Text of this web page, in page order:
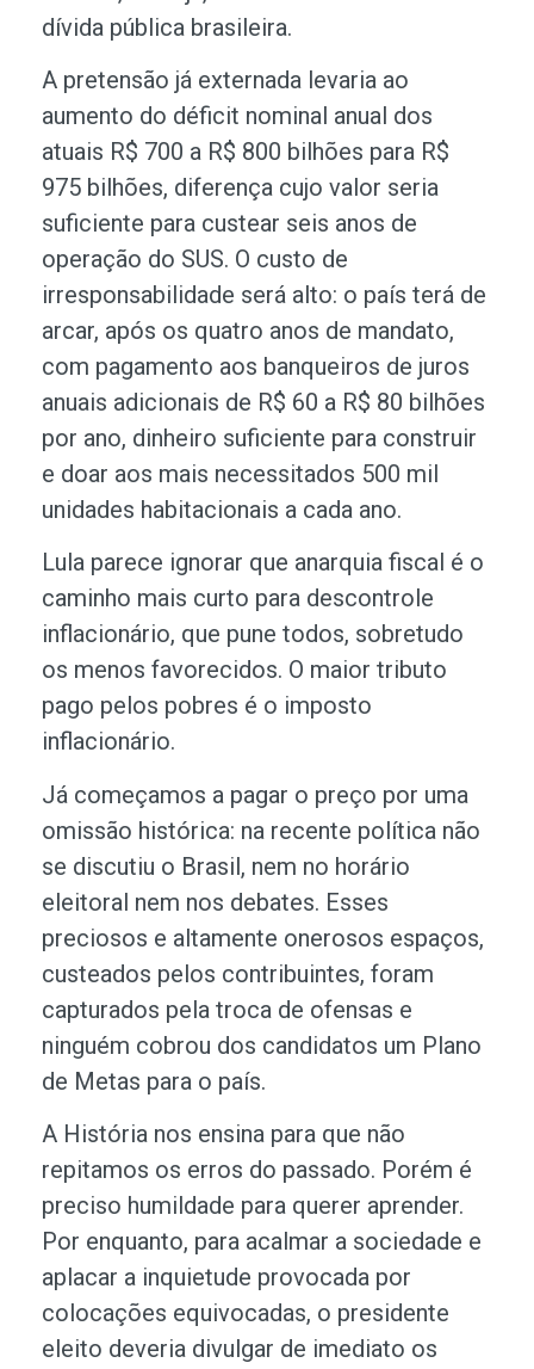
dívida pública brasileira.
A pretensão já externada levaria ao
aumento do déficit nominal anual dos
atuais R$ 700 a R$ 800 bilhões para R$
975 bilhões, diferença cujo valor seria
suficiente para custear seis anos de
operação do SUS. O custo de
irresponsabilidade será alto: o país terá de
arcar, após os quatro anos de mandato,
com pagamento aos banqueiros de juros
anuais adicionais de R$ 60 a R$ 80 bilhões
por ano, dinheiro suficiente para construir
e doar aos mais necessitados 500 mil
unidades habitacionais a cada ano.
Lula parece ignorar que anarquia fiscal é o
caminho mais curto para descontrole
inflacionário, que pune todos, sobretudo
os menos favorecidos. O maior tributo
pago pelos pobres é o imposto
inflacionário.
Já começamos a pagar o preço por uma
omissão histórica: na recente política não
se discutiu o Brasil, nem no horário
eleitoral nem nos debates. Esses
preciosos e altamente onerosos espaços,
custeados pelos contribuintes, foram
capturados pela troca de ofensas e
ninguém cobrou dos candidatos um Plano
de Metas para o país.
A História nos ensina para que não
repitamos os erros do passado. Porém é
preciso humildade para querer aprender.
Por enquanto, para acalmar a sociedade e
aplacar a inquietude provocada por
colocações equivocadas, o presidente
eleito deveria divulgar de imediato os